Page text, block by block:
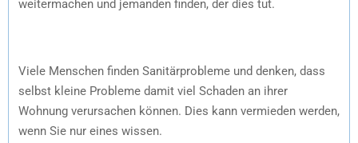
weitermachen und jemanden finden, der dies tut.
Viele Menschen finden Sanitärprobleme und denken, dass
selbst kleine Probleme damit viel Schaden an ihrer
Wohnung verursachen können. Dies kann vermieden werden,
wenn Sie nur eines wissen.